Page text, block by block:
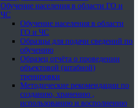
Обучение населения в области ГО и
ЧС
Обучение населения в области
ГО и ЧС
Образцы для подачи сведений по
обучению
Образец отчёта о проведении
объектовой (штабной)
тренировки
Методические рекомендации по
созданию, хранению ,
использованию и восполнению